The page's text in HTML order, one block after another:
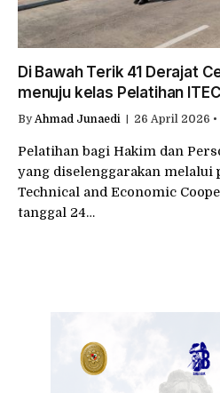
Di Bawah Terik 41 Derajat
menuju kelas Pelatihan
By Ahmad Junaedi 26 April 2026 •
Pelatihan bagi Hakim dan
yang diselenggarakan
Technical and Economic
tanggal 24…